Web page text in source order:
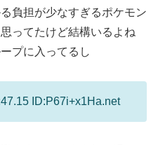
負担が少なすぎるポケモン
ってたけど結構いるよね
プに入ってるし
ID:P67i+x1Ha.net